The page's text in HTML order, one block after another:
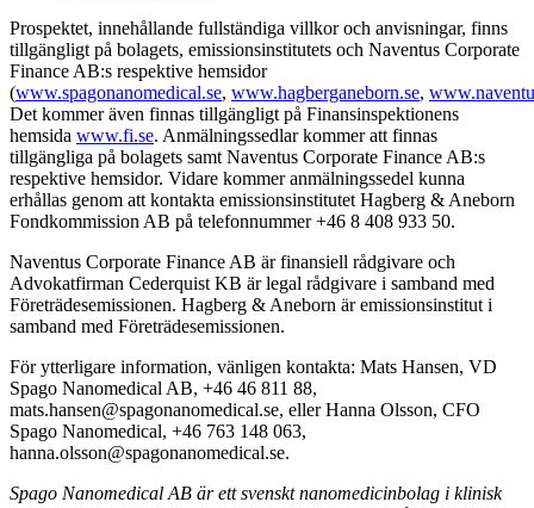
Prospektet, innehållande fullständiga villkor och anvisningar, finns
tillgängligt på bolagets, emissionsinstitutets och Naventus Corporate
Finance AB:s respektive hemsidor
(www.spagonanomedical.se, www.hagberganeborn.se,
Det kommer även finnas tillgängligt på Finansinspektionens
hemsida www.fi.se. Anmälningssedlar kommer att finnas
tillgängliga på bolagets samt Naventus Corporate Finance AB:s
respektive hemsidor. Vidare kommer anmälningssedel kunna
erhållas genom att kontakta emissionsinstitutet Hagberg & Aneborn
Fondkommission AB på telefonnummer +46 8 408 933 50.
Naventus Corporate Finance AB är finansiell rådgivare och
Advokatfirman Cederquist KB är legal rådgivare i samband med
Företrädesemissionen. Hagberg & Aneborn är emissionsinstitut i
samband med Företrädesemissionen.
För ytterligare information, vänligen kontakta: Mats Hansen, VD
Spago Nanomedical AB, +46 46 811 88,
mats.hansen@spagonanomedical.se, eller Hanna Olsson, CFO
Spago Nanomedical, +46 763 148 063,
hanna.olsson@spagonanomedical.se.
Spago Nanomedical AB är ett svenskt nanomedicinbolag i klinisk